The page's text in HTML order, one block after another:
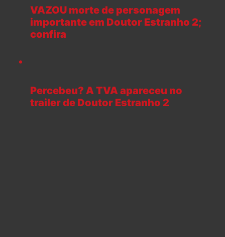
VAZOU morte de personagem
importante em Doutor Estranho 2;
confira
Percebeu? A TVA apareceu no
trailer de Doutor Estranho 2